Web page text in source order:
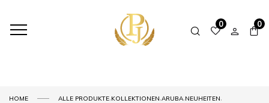
0 0
HOME ALLE PRODUKTE,KOLLEKTIONEN,ARUBA,NEUHEITEN,